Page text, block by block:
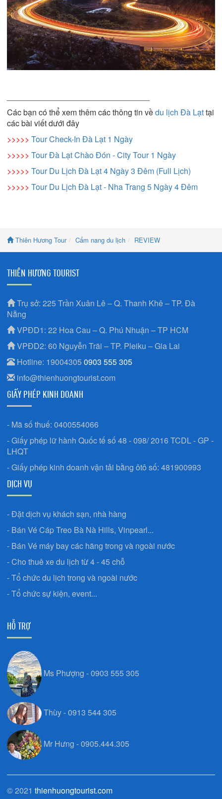
Các bạn có thể xem thêm các thông tin vềdu lịch Đà Lạttại
các bài viết dưới đây
>>>>> Tour Check-In Đà Lạt 1 Ngày
>>>>> Tour Đà Lạt Chào Đón - City Tour 1 Ngày
>>>>> Tour Du Lịch Đà Lạt 4 Ngày 3 Đêm (Full Lịch)
>>>>> Tour Du Lịch Đà Lạt - Nha Trang 5 Ngày 4 Đêm
Thiên Hương Tour Cẩm nang du lịch REVIEW
THIÊN HƯƠNG TOURIST
Trụ sở: 225 Trần Xuân Lê – Q. Thanh Khê – TP. Đà
Nẵng
VPĐD1: 22 Hoa Cau – Q. Phú Nhuận – TP HCM
VPĐD2: 60 Nguyễn Trãi – TP. Pleiku – Gia Lai
Hotline: 190043050903 555 305
info@thienhuongtourist.com
GIẤY PHÉP KINH DOANH
- Mã số thuế: 0400554066
- Giấy phép lữ hành Quốc tế số 48 - 098/ 2016 TCDL - GP -
LHQT
- Giấy phép kinh doanh vận tải bằng ôtô số: 481900993
DỊCH VỤ
- Đặt dịch vụ khách sạn, nhà hàng
- Bán Vé Cáp Treo Bà Nà Hills, Vinpearl...
- Bán Vé máy bay các hãng trong và ngoài nước
- Cho thuê xe du lịch từ 4 - 45 chỗ
- Tổ chức du lịch trong và ngoài nước
- Tổ chức sự kiện, event...
HỖ TRỢ
Ms Phượng - 0903 555 305
Thùy - 0913 544 305
Mr Hưng - 0905.444.305
© 2021 thienhuongtourist.com